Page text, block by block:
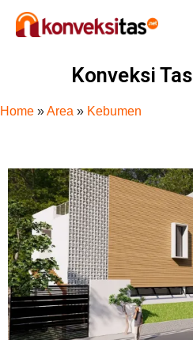
Konveksi Tas
Home »Area » Kebumen